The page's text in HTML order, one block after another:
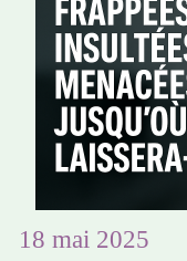
18 mai 2025